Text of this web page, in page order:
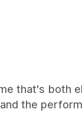
that's both
the